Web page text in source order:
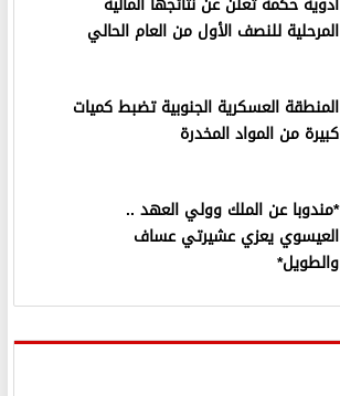
المرحلية للنصف الأول من العام الحالي
المنطقة العسكرية الجنوبية تضبط كميات
كبيرة من المواد المخدرة
*مندوبا عن الملك وولي العهد ..
العيسوي يعزي عشيرتي عساف
والطويل*